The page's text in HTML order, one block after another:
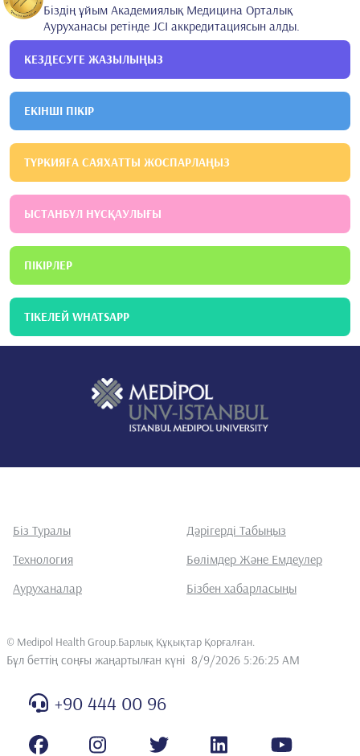
Біздің ұйым Академиялық Медицина Орталық
Ауруханасы ретінде JCI аккредитациясын алды.
КЕЗДЕСУГЕ ЖАЗЫЛЫҢЫЗ
ЕКІНШІ ПІКІР
ТҮРКИЯҒА САЯХАТТЫ ЖОСПАРЛАҢЫЗ
ЫСТАНБҰЛ НҰСҚАУЛЫҒЫ
ПІКІРЛЕР
ТІКЕЛЕЙ WHATSAPP
Біз Туралы
Дәрігерді Табыңыз
Технология
Бөлімдер Және Емдеулер
Ауруханалар
Бізбен хабарласыңы
© Medipol Health Group.Барлық Құқықтар Қорғалған
Бұл беттің соңғы жаңартылған күні 8/9/2026 5:26:25 AM
+90 444 00 96